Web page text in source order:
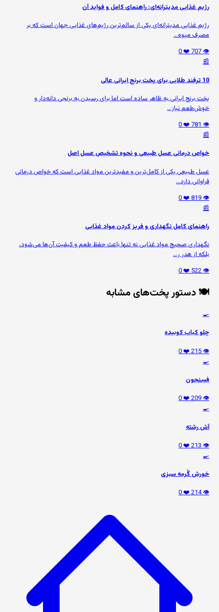
رژیم غذایی مدیترانه‌ای: راهنمای کامل و فواید آن
رژیم غذایی مدیترانه‌ای یکی از سالم‌ترین رژیم‌های غذایی جهان است که بر
مصرف میوه‌...
👁️ 707
❤️ 0
📰
10 ترفند طلایی برای پخت برنج ایرانی عالی
پخت برنج ایرانی به ظاهر ساده است اما برای رسیدن به برنجی دانه‌دار و
خوش‌طعم نیاز...
👁️ 781
❤️ 0
📰
خواص درمانی عسل طبیعی و نحوه تشخیص عسل اصل
عسل طبیعی یکی از کامل‌ترین و مفیدترین مواد غذایی است که خواص درمانی
فراوانی دارد...
👁️ 819
❤️ 0
📰
راهنمای کامل نگهداری و فریز کردن مواد غذایی
نگهداری صحیح مواد غذایی نه تنها باعث حفظ طعم و کیفیت آن‌ها می‌شود،
بلکه از هدر ر...
👁️ 522
❤️ 0
🍽️ دستور پخت‌های مشابه
🍳
چلو کباب کوبیده
👁️ 215
❤️ 0
🍳
فِسِنجون
👁️ 209
❤️ 0
🍳
آش رشته
👁️ 213
❤️ 0
🍳
خورش گُرمه سبزی
👁️ 214
❤️ 0